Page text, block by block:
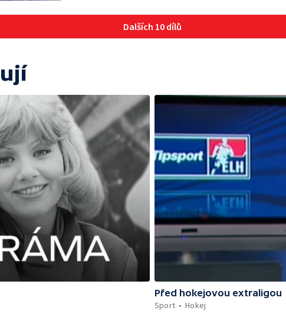
Dalších 10 dílů
Před hokejovou extraligou
Sport
Hokej